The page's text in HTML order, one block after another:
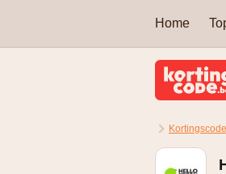
Home
AEG
Martin's
Welke
zijn er?
Kan je
korting
Kortingscode